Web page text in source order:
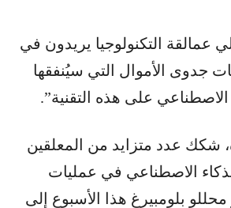
عمالقة التكنولوجيا يريدون في
جدوى الأموال التي سيُنفقها
على هذه التقنية”.
شكك عدد متزايد من المعلقين
الاصطناعي في عمليات
بلومبيرغ هذا الأسبوع إلى